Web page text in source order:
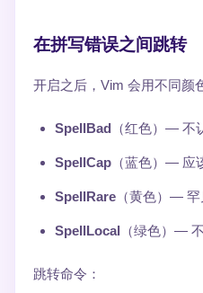
在拼写错误之间跳转
开启之后，Vim 会用不同颜
SpellBad （红色）— 不
SpellCap （蓝色）— 应
SpellRare （黄色）—
SpellLocal （绿色）—
跳转命令：